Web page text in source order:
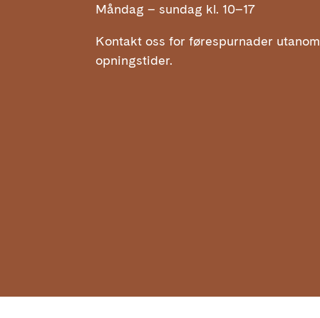
Måndag – sundag kl. 10–17
Kontakt oss for førespurnader utanom
opningstider.